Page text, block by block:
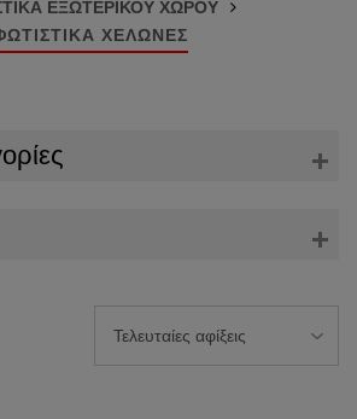
ΕΞΩΤΕΡΙΚΟΥ ΧΩΡΟΥ
ΧΕΛΩΝΕΣ